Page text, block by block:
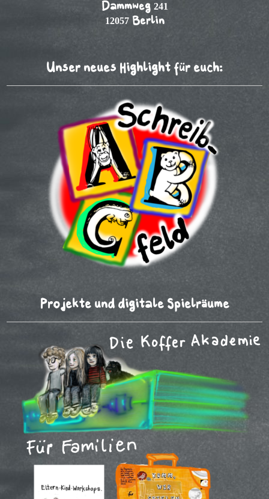
Dammweg 241
12057 Berlin
Unser neues Highlight für euch:
Projekte und digitale Spielräume